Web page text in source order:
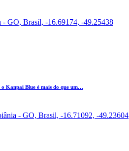
GO, Brasil, -16.69174, -49.25438
Kanpai Blue é mais do que um…
- GO, Brasil, -16.71092, -49.23604